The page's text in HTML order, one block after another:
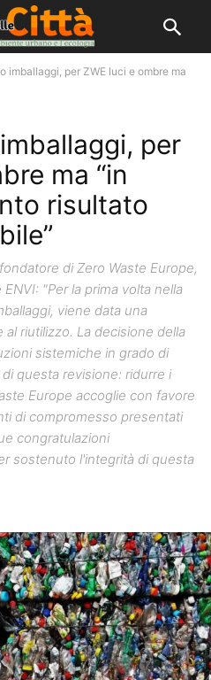
imballaggi, per ZWE luci e ombre ma
per
ma “in
risultato
di Zero Waste Europe,
"Per la prima volta nella
viene data una
riutilizzo. La decisione della
sistemiche in grado di
questa revisione: ridurre i
Europe accoglie con favore
di compromesso presentati
congratulazioni
sostenuto l'integrità di questa